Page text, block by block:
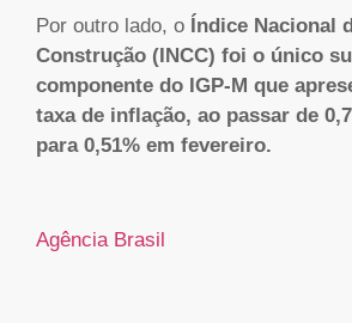
Por outro lado, o Índice Nacional
Construção (INCC) foi o único
componente do IGP-M que
taxa de inflação, ao passar de
para 0,51% em fevereiro.
Agência Brasil